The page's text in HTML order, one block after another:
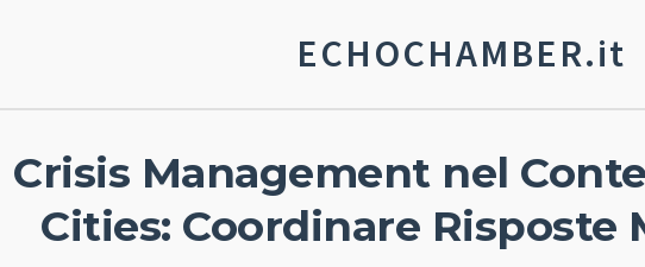
ECHOCHAMBER.it
Crisis Management nel
Cities: Coordinare Risposte